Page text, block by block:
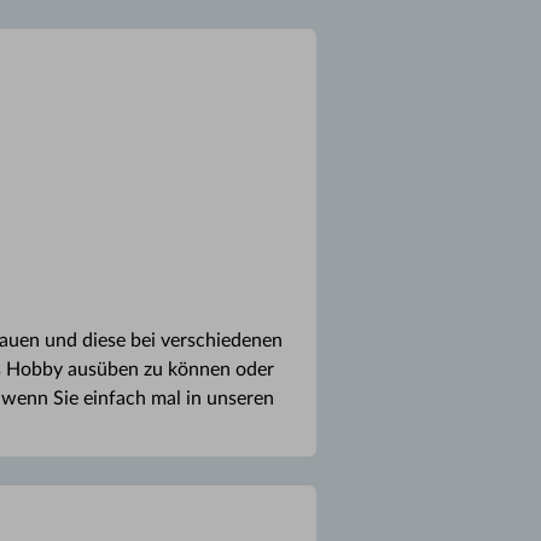
und diese bei verschiedenen
ausüben zu können oder
Sie einfach mal in unseren